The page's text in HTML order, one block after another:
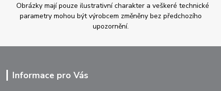
Obrázky mají pouze ilustrativní charakter a veškeré technické
parametry mohou být výrobcem změněny bez předchozího
upozornění.
Informace pro Vás